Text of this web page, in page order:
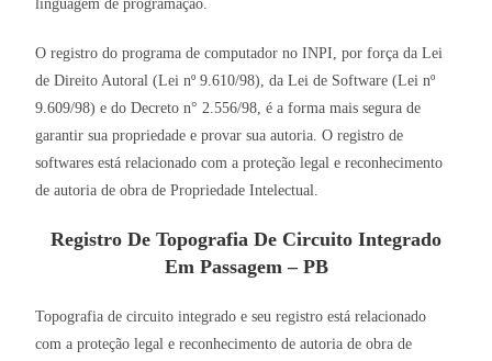
linguagem de programação.
O registro do programa de computador no INPI, por força da Lei
de Direito Autoral (Lei nº 9.610/98), da Lei de Software (Lei nº
9.609/98) e do Decreto n° 2.556/98, é a forma mais segura de
garantir sua propriedade e provar sua autoria. O registro de
softwares está relacionado com a proteção legal e reconhecimento
de autoria de obra de Propriedade Intelectual.
Registro De Topografia De Circuito Integrado
Em Passagem – PB
Topografia de circuito integrado e seu registro está relacionado
com a proteção legal e reconhecimento de autoria de obra de